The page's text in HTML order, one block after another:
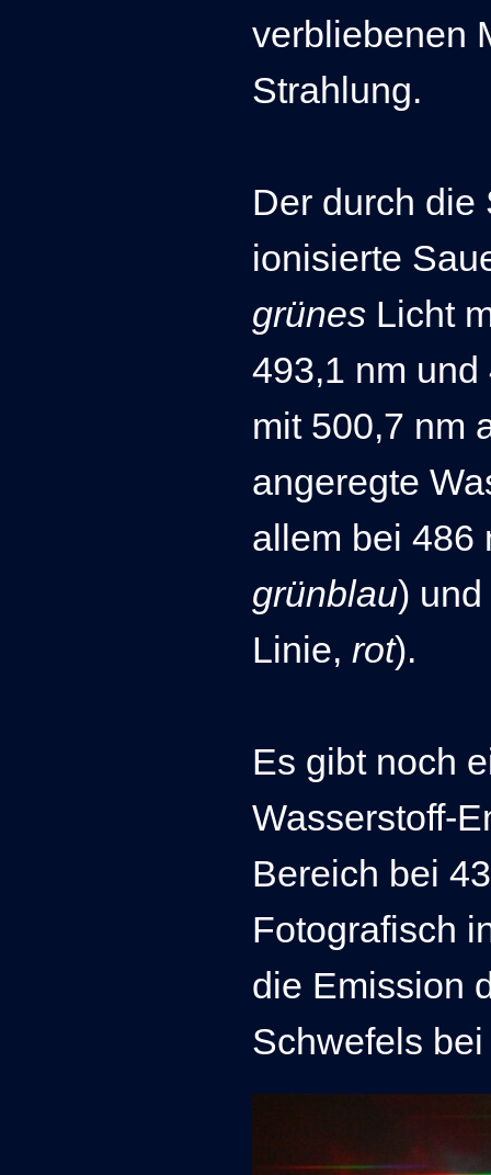
verbliebenen
Strahlung.
Der durch die
ionisierte
grünes Licht
493,1 nm
mit 500,7 nm
angeregte
allem bei 486
grünblau)
Linie,rot).
Es gibt noch
Wasserstoff-
Bereich bei
Fotografisch
die Emission
Schwefels